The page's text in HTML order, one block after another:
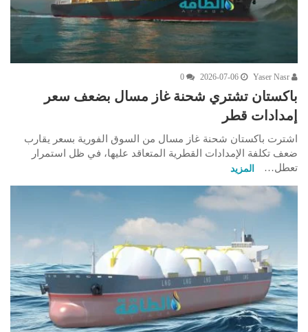
2026-07-06
0
باكستان تشتري شحنة غاز مسال بضعف سعر
إمدادات قطر
اشترت باكستان شحنة غاز مسال من السوق الفورية بسعر يقارب
ضعف تكلفة الإمدادات القطرية المتعاقد عليها، في ظل استمرار
تعطل…
المزيد